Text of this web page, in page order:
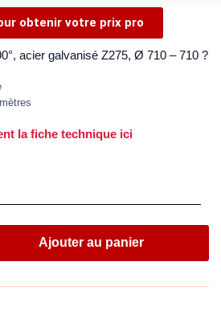
obtenir votre prix pro
acier galvanisé Z275, Ø 710 – 710 ?
la fiche technique ici
Ajouter au panier